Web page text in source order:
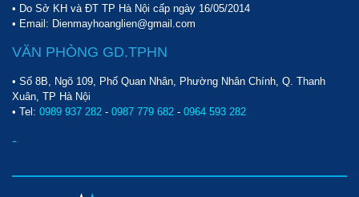
• Do Sở KH và ĐT TP Hà Nội cấp ngày 16/05/2014
• Email: Dienmayhoanglien@gmail.com
VĂN PHÒNG GD.TPHN
• Số 8B, Ngõ 109, Phố Quan Nhân, Phường Nhân Chính, Q. Thanh
Xuân, TP Hà Nội
• Tel: 0989 937 282 - 0987 779 682 - 0964 593 282
-